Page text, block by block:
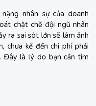
nhân sự của doanh
chặt chẽ đội ngũ nhân
ra sai sót lớn sẽ làm ảnh
chưa kể đến chi phí phải
Đây là lý do bạn cần tìm